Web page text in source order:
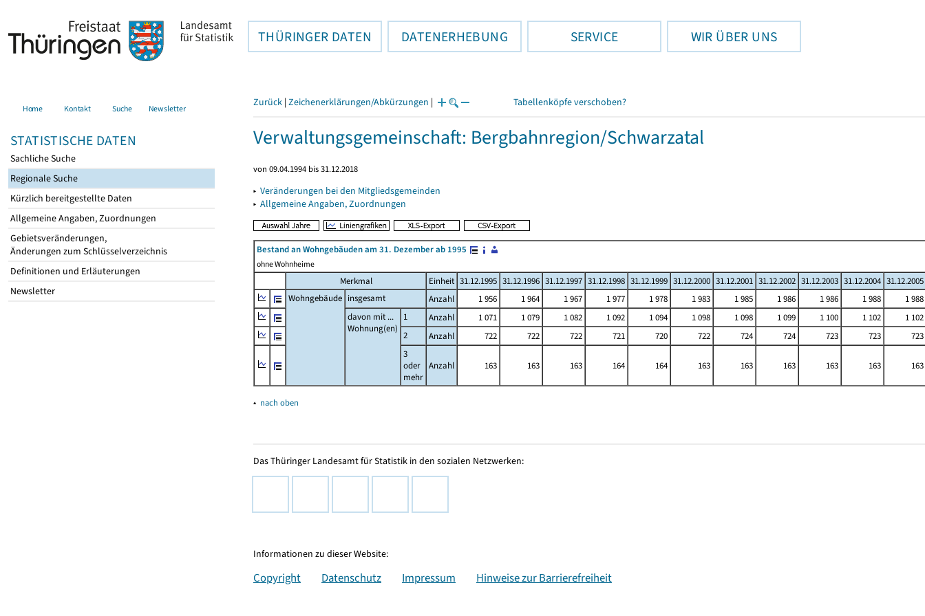
THÜRINGER DATEN DATENERHEBUNG SERVICE WIR ÜBER UNS
Home Kontakt Suche Newsletter
STATISTISCHE DATEN
Sachliche Suche
Regionale Suche
Kürzlich bereitgestellte Daten
Allgemeine Angaben, Zuordnungen
Gebietsveränderungen,
Änderungen zum Schlüsselverzeichnis
Definitionen und Erläuterungen
Newsletter
Zurück | Zeichenerklärungen/Abkürzungen | Tabellenköpfe verschoben?
Verwaltungsgemeinschaft: Bergbahnregion/Schwarzatal
von 09.04.1994 bis 31.12.2018
▸ Veränderungen bei den Mitgliedsgemeinden
▸ Allgemeine Angaben, Zuordnungen
Bestand an Wohngebäuden am 31. Dezember ab 1995
ohne Wohnheime
Merkmal Einheit 31.12.1995 31.12.1996 31.12.1997 31.12.1998 31.12.1999 31.12.2000 31.12.2001 31.12.2002 31.12.2003 31.12.2004 31.12.2005
Wohngebäude insgesamt Anzahl 1 956 1 964 1 967 1 977 1 978 1 983 1 985 1 986 1 986 1 988
1 988
davon mit ...
Wohnung(en)
1 Anzahl 1 071 1 079 1 082 1 092 1 094 1 098 1 098 1 099 1 100 1 102
1 102
2
Anzahl 722 722 722 721 720 722 724 724 723 723
723
3
oder
mehr
Anzahl 163 163 163 164 164 163 163 163 163 163 163
▴ nach oben
Das Thüringer Landesamt für Statistik in den sozialen Netzwerken:
Informationen zu dieser Website:
Copyright Datenschutz Impressum Hinweise zur Barrierefreiheit